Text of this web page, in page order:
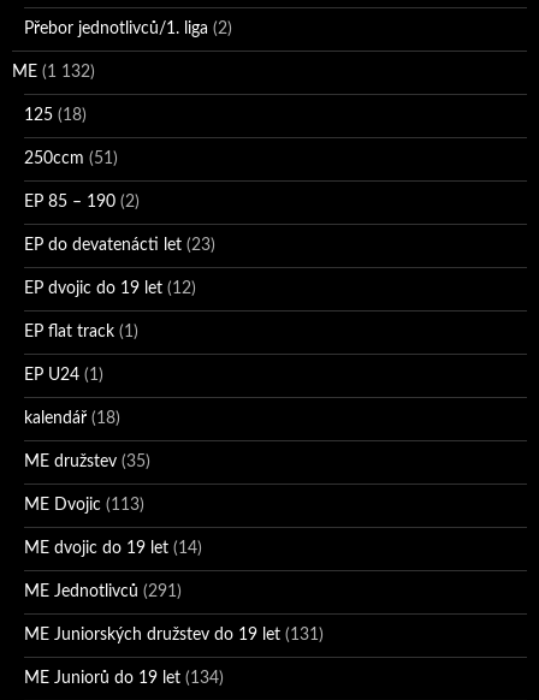
Přebor jednotlivců/1. liga (2)
ME (1 132)
125 (18)
250ccm (51)
EP 85 – 190 (2)
EP do devatenácti let (23)
EP dvojic do 19 let (12)
EP flat track (1)
EP U24 (1)
kalendář (18)
ME družstev (35)
ME Dvojic (113)
ME dvojic do 19 let (14)
ME Jednotlivců (291)
ME Juniorských družstev do 19 let (131)
ME Juniorů do 19 let (134)